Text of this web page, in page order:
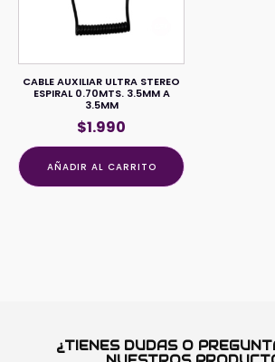
CABLE AUXILIAR ULTRA STEREO
ESPIRAL 0.70MTS. 3.5MM A
3.5MM
$1.990
AÑADIR AL CARRITO
¿TIENES DUDAS O